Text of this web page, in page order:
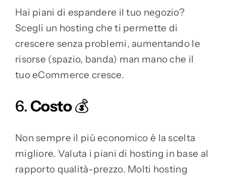
Hai piani di espandere il tuo negozio?
Scegli un hosting che ti permette di
crescere senza problemi, aumentando le
risorse (spazio, banda) man mano che il
tuo eCommerce cresce.
6. Costo💰
Non sempre il più economico è la scelta
migliore. Valuta i piani di hosting in base al
rapporto qualità-prezzo. Molti hosting